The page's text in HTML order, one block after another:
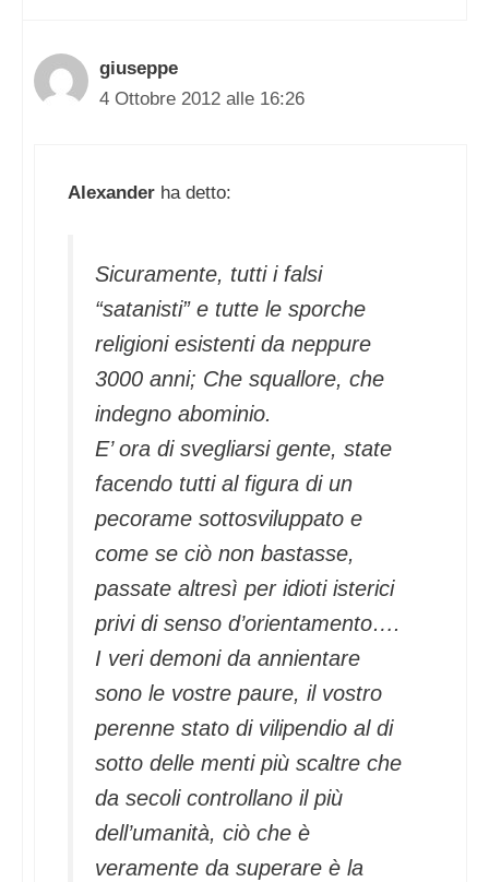
giuseppe
4 Ottobre 2012 alle 16:26
Alexander ha detto:
Sicuramente, tutti i falsi
“satanisti” e tutte le sporche
religioni esistenti da neppure
3000 anni; Che squallore, che
indegno abominio.
E’ ora di svegliarsi gente, state
facendo tutti al figura di un
pecorame sottosviluppato e
come se ciò non bastasse,
passate altresì per idioti isterici
privi di senso d’orientamento….
I veri demoni da annientare
sono le vostre paure, il vostro
perenne stato di vilipendio al di
sotto delle menti più scaltre che
da secoli controllano il più
dell’umanità, ciò che è
veramente da superare è la